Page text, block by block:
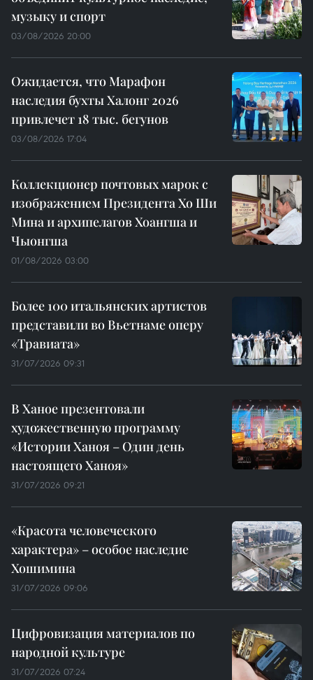
музыку и спорт
03/08/2026 20:00
Ожидается, что Марафон
наследия бухты Халонг 2026
привлечет 18 тыс. бегунов
03/08/2026 17:04
Коллекционер почтовых марок с
изображением Президента Хо Ши
Мина и архипелагов Хоангша и
Чыонгша
01/08/2026 03:00
Более 100 итальянских артистов
представили во Вьетнаме оперу
«Травиата»
31/07/2026 09:31
В Ханое презентовали
художественную программу
«Истории Ханоя – Один день
настоящего Ханоя»
31/07/2026 09:21
«Красота человеческого
характера» – особое наследие
Хошимина
31/07/2026 09:06
Цифровизация материалов по
народной культуре
31/07/2026 07:24